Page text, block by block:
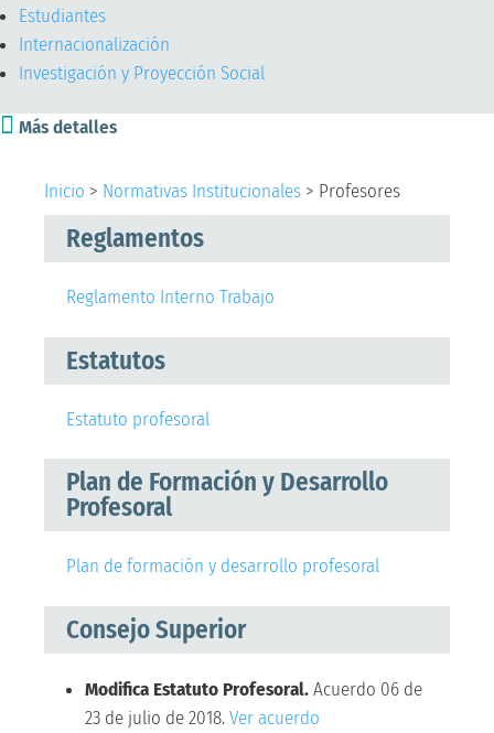
Estudiantes
Internacionalización
Investigación y Proyección Social
 Más detalles
Inicio > Normativas Institucionales > Profesores
Reglamentos
Reglamento Interno Trabajo
Estatutos
Estatuto profesoral
Plan de Formación y Desarrollo
Profesoral
Plan de formación y desarrollo profesoral
Consejo Superior
Modifica Estatuto Profesoral.Acuerdo 06 de
23 de julio de 2018.Ver acuerdo